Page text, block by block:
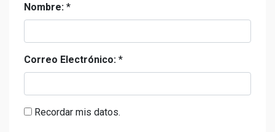
Nombre: *
Correo Electrónico: *
Recordar mis datos.